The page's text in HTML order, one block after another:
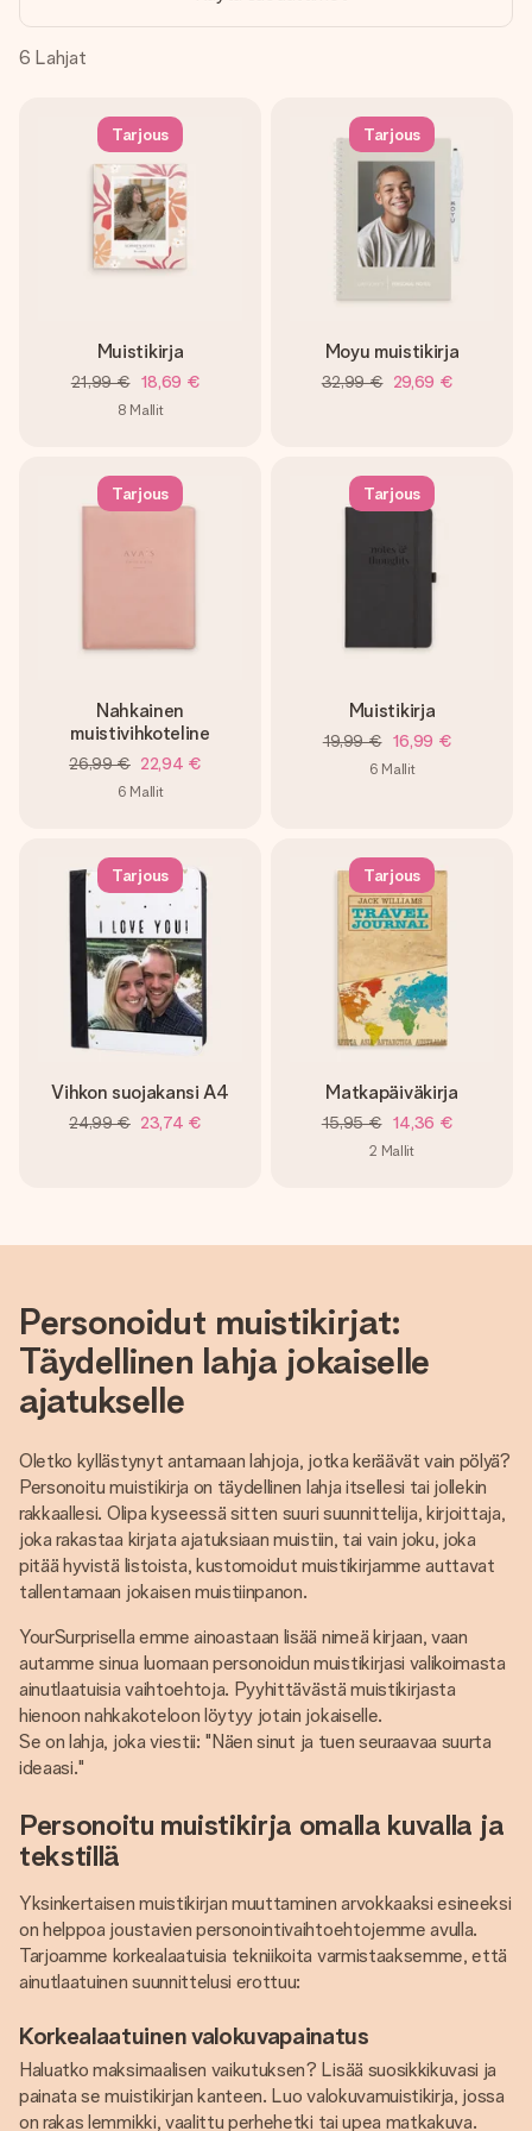
nopeammin kuin ehdit sanoa “yllätys!”
6 Lahjat
Tarjous
Muistikirja
21,99 € 18,69 €
8 Mallit
Tarjous
Moyu muistikirja
32,99 € 29,69 €
Tarjous
Nahkainen
muistivihkoteline
26,99 € 22,94 €
6 Mallit
Tarjous
Muistikirja
19,99 € 16,99 €
6 Mallit
Tarjous
Vihkon suojakansi A4
24,99 € 23,74 €
Tarjous
Matkapäiväkirja
15,95 € 14,36 €
2 Mallit
Personoidut muistikirjat:
Täydellinen lahja jokaiselle
ajatukselle
Oletko kyllästynyt antamaan lahjoja, jotka keräävät vain pölyä?
Personoitu muistikirja on täydellinen lahja itsellesi tai jollekin
rakkaallesi. Olipa kyseessä sitten suuri suunnittelija, kirjoittaja,
joka rakastaa kirjata ajatuksiaan muistiin, tai vain joku, joka
pitää hyvistä listoista, kustomoidut muistikirjamme auttavat
tallentamaan jokaisen muistiinpanon.
YourSurprisella emme ainoastaan lisää nimeä kirjaan, vaan
autamme sinua luomaan personoidun muistikirjasi valikoimasta
ainutlaatuisia vaihtoehtoja. Pyyhittävästä muistikirjasta
hienoon nahkakoteloon löytyy jotain jokaiselle.
Se on lahja, joka viestii: "Näen sinut ja tuen seuraavaa suurta
ideaasi."
Personoitu muistikirja omalla kuvalla ja
tekstillä
Yksinkertaisen muistikirjan muuttaminen arvokkaaksi esineeksi
on helppoa joustavien personointivaihtoehtojemme avulla.
Tarjoamme korkealaatuisia tekniikoita varmistaaksemme, että
ainutlaatuinen suunnittelusi erottuu:
Korkealaatuinen valokuvapainatus
Haluatko maksimaalisen vaikutuksen? Lisää suosikkikuvasi ja
painata se muistikirjan kanteen. Luo valokuvamuistikirja, jossa
on rakas lemmikki, vaalittu perhehetki tai upea matkakuva.